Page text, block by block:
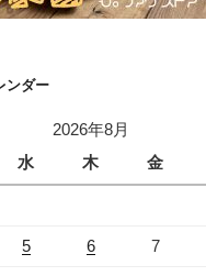
ンダー
2026年8月
水 木 金
5 6 7